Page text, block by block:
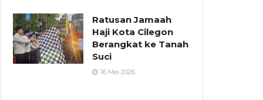
Ratusan Jamaah
Haji Kota Cilegon
Berangkat ke Tanah
Suci
16 Mei 2026